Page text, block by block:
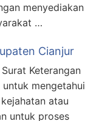
menyediakan
…
Cianjur
Keterangan
untuk mengetahui
atau
untuk proses